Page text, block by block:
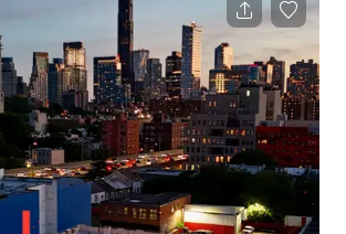
pour les
digitals, les portraits, la photographie de
de mode, les portraits, et les séances
autre